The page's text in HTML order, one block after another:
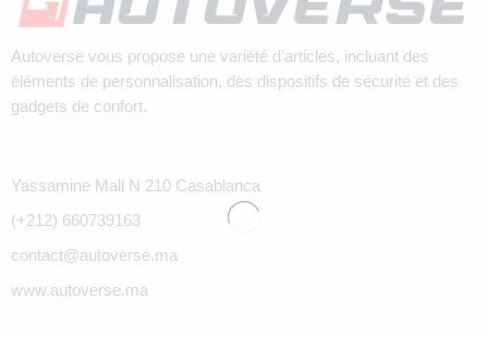
Autoverse vous propose une variété d’articles, incluant des
éléments de personnalisation, des dispositifs de sécurité et des
gadgets de confort.
Yassamine Mall N 210 Casablanca
(+212) 660739163
contact@autoverse.ma
www.autoverse.ma